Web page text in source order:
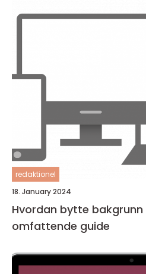
redaktionel
18. January 2024
Hvordan bytte bakgrunn
omfattende guide